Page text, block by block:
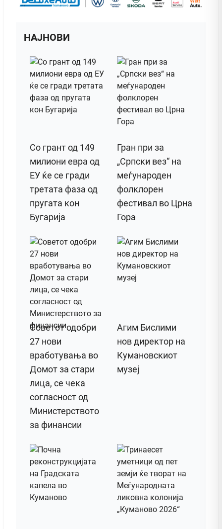
НАЈНОВИ
Со грант од 149
милиони евра од
ЕУ ќе се гради
третата фаза од
пругата кон
Бугарија
Гран при за
„Српски вез“ на
меѓународен
фолклорен
фестивал во Црна
Гора
Советот одобри
27 нови
вработувања во
Домот за стари
лица, се чека
согласност од
Министерството
за финансии
Агим Бислими
нов директор на
Кумановскиот
музеј